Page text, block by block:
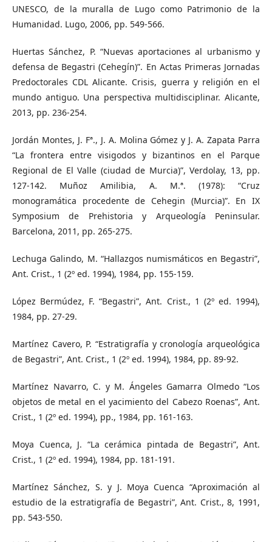
UNESCO, de la muralla de Lugo como Patrimonio de la
Humanidad. Lugo, 2006, pp. 549-566.
Huertas Sánchez, P. “Nuevas aportaciones al urbanismo y
defensa de Begastri (Cehegín)”. En Actas Primeras Jornadas
Predoctorales CDL Alicante. Crisis, guerra y religión en el
mundo antiguo. Una perspectiva multidisciplinar. Alicante,
2013, pp. 236-254.
Jordán Montes, J. Fª., J. A. Molina Gómez y J. A. Zapata Parra
“La frontera entre visigodos y bizantinos en el Parque
Regional de El Valle (ciudad de Murcia)”, Verdolay, 13, pp.
127-142. Muñoz Amilibia, A. M.ª. (1978): “Cruz
monogramática procedente de Cehegin (Murcia)”. En IX
Symposium de Prehistoria y Arqueología Peninsular.
Barcelona, 2011, pp. 265-275.
Lechuga Galindo, M. “Hallazgos numismáticos en Begastri”,
Ant. Crist., 1 (2º ed. 1994), 1984, pp. 155-159.
López Bermúdez, F. “Begastri”, Ant. Crist., 1 (2º ed. 1994),
1984, pp. 27-29.
Martínez Cavero, P. “Estratigrafía y cronología arqueológica
de Begastri”, Ant. Crist., 1 (2º ed. 1994), 1984, pp. 89-92.
Martínez Navarro, C. y M. Ángeles Gamarra Olmedo “Los
objetos de metal en el yacimiento del Cabezo Roenas”, Ant.
Crist., 1 (2º ed. 1994), pp., 1984, pp. 161-163.
Moya Cuenca, J. “La cerámica pintada de Begastri”, Ant.
Crist., 1 (2º ed. 1994), 1984, pp. 181-191.
Martínez Sánchez, S. y J. Moya Cuenca “Aproximación al
estudio de la estratigrafía de Begastri”, Ant. Crist., 8, 1991,
pp. 543-550.